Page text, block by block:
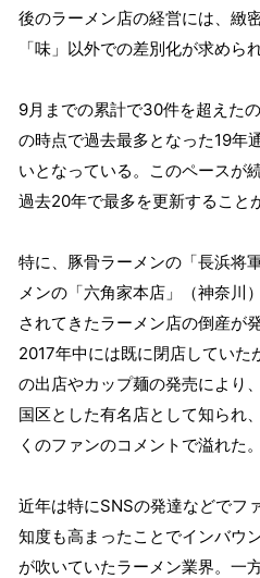
後のラーメン店の経営には、緻
「味」以外での差別化が求めら
9月までの累計で30件を超えた
の時点で過去最多となった19年
いとなっている。このペースが
過去20年で最多を更新すること
特に、豚骨ラーメンの「長浜将
メンの「六角家本店」（神奈川
されてきたラーメン店の倒産が
2017年中には既に閉店していた
の出店やカップ麺の発売により
国区とした有名店として知られ
くのファンのコメントで溢れた。
近年は特にSNSの発達などでフ
知度も高まったことでインバウ
が吹いていたラーメン業界。一